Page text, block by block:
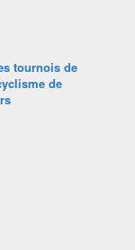
tournois de
de